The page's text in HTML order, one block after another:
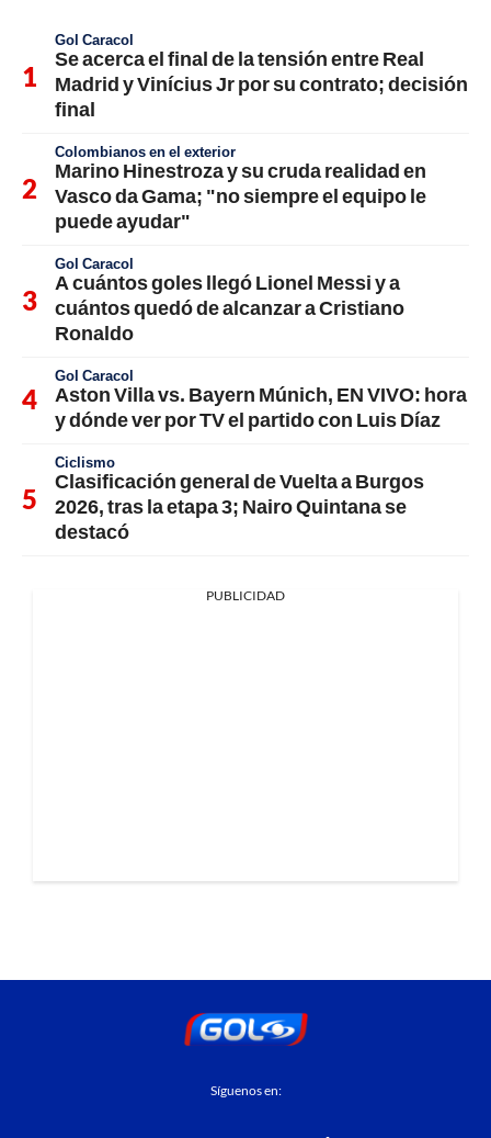
Gol Caracol
Se acerca el final de la tensión entre Real
Madrid y Vinícius Jr por su contrato; decisión
final
Colombianos en el exterior
Marino Hinestroza y su cruda realidad en
Vasco da Gama; "no siempre el equipo le
puede ayudar"
Gol Caracol
A cuántos goles llegó Lionel Messi y a
cuántos quedó de alcanzar a Cristiano
Ronaldo
Gol Caracol
Aston Villa vs. Bayern Múnich, EN VIVO: hora
y dónde ver por TV el partido con Luis Díaz
Ciclismo
Clasificación general de Vuelta a Burgos
2026, tras la etapa 3; Nairo Quintana se
destacó
PUBLICIDAD
Síguenos en: